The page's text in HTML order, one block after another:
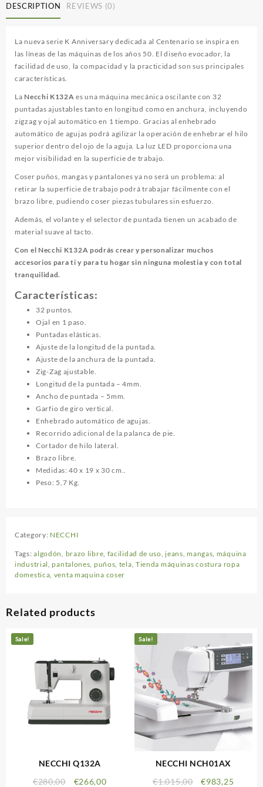
DESCRIPTION REVIEWS (0)
La nueva serie K Anniversary dedicada al Centenario se inspira en
las líneas de las máquinas de los años 50. El diseño evocador, la
facilidad de uso, la compacidad y la practicidad son sus principales
características.
La Necchi K132A es una máquina mecánica oscilante con 32
puntadas ajustables tanto en longitud como en anchura, incluyendo
zigzag y ojal automático en 1 tiempo. Gracias al enhebrado
automático de agujas podrá agilizar la operación de enhebrar el hilo
superior dentro del ojo de la aguja. La luz LED proporciona una
mejor visibilidad en la superficie de trabajo.
Coser puños, mangas y pantalones ya no será un problema: al
retirar la superficie de trabajo podrá trabajar fácilmente con el
brazo libre, pudiendo coser piezas tubulares sin esfuerzo.
Además, el volante y el selector de puntada tienen un acabado de
material suave al tacto.
Con el Necchi K132A podrás crear y personalizar muchos
accesorios para ti y para tu hogar sin ninguna molestia y con total
tranquilidad.
Características:
32 puntos.
Ojal en 1 paso.
Puntadas elásticas.
Ajuste de la longitud de la puntada.
Ajuste de la anchura de la puntada.
Zig-Zag ajustable.
Longitud de la puntada – 4mm.
Ancho de puntada – 5mm.
Garfio de giro vertical.
Enhebrado automático de agujas.
Recorrido adicional de la palanca de pie.
Cortador de hilo lateral.
Brazo libre.
Medidas: 40 x 19 x 30 cm..
Peso: 5,7 Kg.
Category: NECCHI
Tags:algodón brazo libre facilidad de uso jeans ,mangas máquina
industrial ,pantalones puños tela Tienda máquinas costura ropa
domestica venta maquina coser
Related products
Sale!
NECCHI Q132A
€280,00 €266,00
Sale!
NECCHI NCH01AX
€1.015,00 €983,25